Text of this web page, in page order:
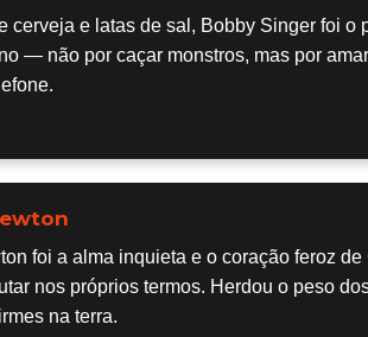
cerveja e latas de sal, Bobby Singer foi o
— não por caçar monstros, mas por
foi a alma inquieta e o coração feroz
nos próprios termos. Herdou o peso
na terra.